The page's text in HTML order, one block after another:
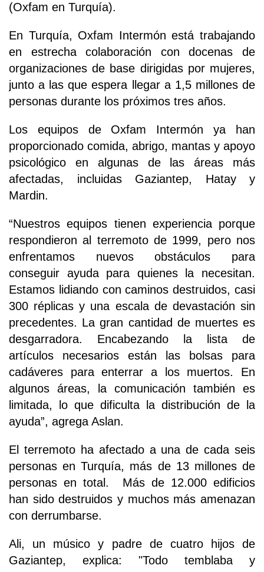
(Oxfam en Turquía).
En Turquía, Oxfam Intermón está trabajando
en estrecha colaboración con docenas de
organizaciones de base dirigidas por mujeres,
junto a las que espera llegar a 1,5 millones de
personas durante los próximos tres años.
Los equipos de Oxfam Intermón ya han
proporcionado comida, abrigo, mantas y apoyo
psicológico en algunas de las áreas más
afectadas, incluidas Gaziantep, Hatay y
Mardin.
“Nuestros equipos tienen experiencia porque
respondieron al terremoto de 1999, pero nos
enfrentamos nuevos obstáculos para
conseguir ayuda para quienes la necesitan.
Estamos lidiando con caminos destruidos, casi
300 réplicas y una escala de devastación sin
precedentes. La gran cantidad de muertes es
desgarradora. Encabezando la lista de
artículos necesarios están las bolsas para
cadáveres para enterrar a los muertos. En
algunos áreas, la comunicación también es
limitada, lo que dificulta la distribución de la
ayuda”, agrega Aslan.
El terremoto ha afectado a una de cada seis
personas en Turquía, más de 13 millones de
personas en total. Más de 12.000 edificios
han sido destruidos y muchos más amenazan
con derrumbarse.
Ali, un músico y padre de cuatro hijos de
Gaziantep, explica: "Todo temblaba y